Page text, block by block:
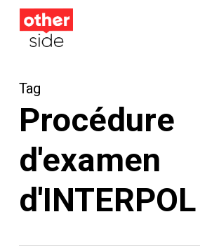
Skip
Tag
Procédure
d'examen
d'INTERPOL